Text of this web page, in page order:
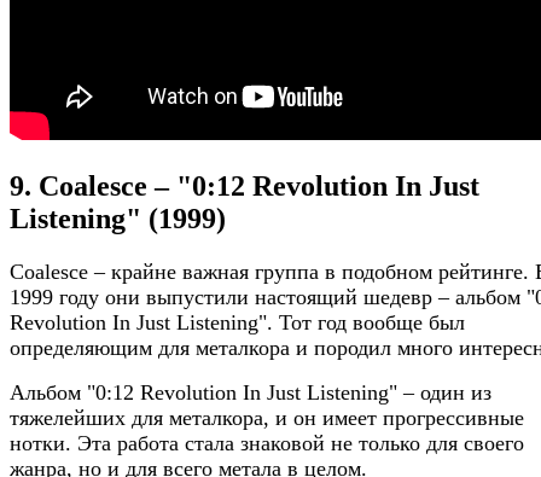
9. Coalesce – "0:12 Revolution In Just
Listening" (1999)
Coalesce – крайне важная группа в подобном рейтинге.
1999 году они выпустили настоящий шедевр – альбом
Revolution In Just Listening". Тот год вообще был
определяющим для металкора и породил много
Альбом "0:12 Revolution In Just Listening" – один из
тяжелейших для металкора, и он имеет прогрессивные
нотки. Эта работа стала знаковой не только для своего
жанра, но и для всего метала в целом.